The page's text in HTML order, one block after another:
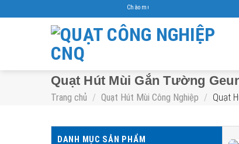
to
Chào mừng tới Quạt công nghiệp Cnq
Quạt Hút Mùi Gắn Tường
Trang chủ / Quạt Hút Mùi Công Nghiệp / Quạt
DANH MỤC SẢN PHẨM